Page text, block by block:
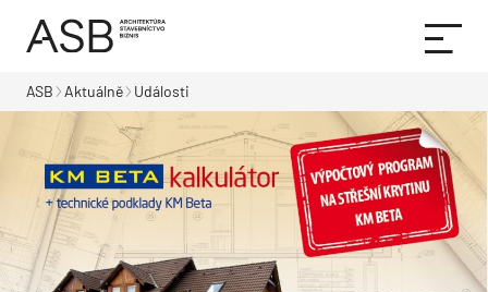
ASB Aktuálně Události